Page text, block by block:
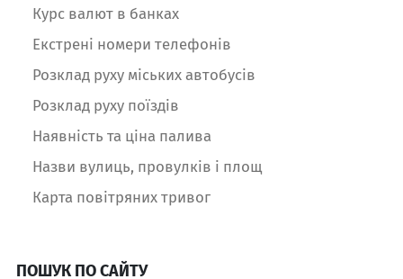
Курс валют в банках
Екстрені номери телефонів
Розклад руху міських автобусів
Розклад руху поїздів
Наявність та ціна палива
Назви вулиць, провулків і площ
Карта повітряних тривог
ПОШУК ПО САЙТУ